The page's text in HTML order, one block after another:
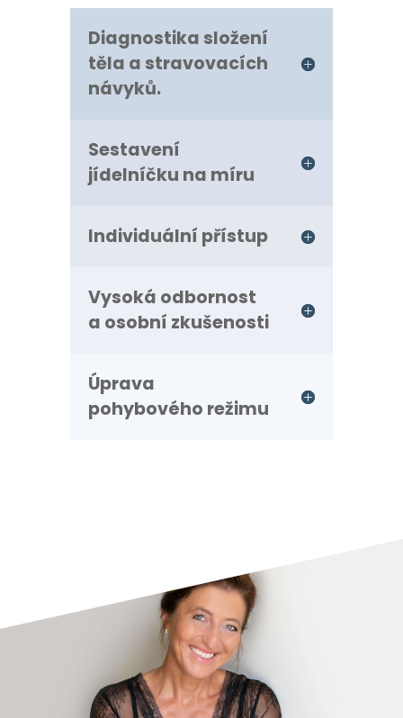
Diagnostika složení
těla a stravovacích
návyků.
Sestavení
jídelníčku na míru
Individuální přístup
Vysoká odbornost
a osobní zkušenosti
Úprava
pohybového režimu